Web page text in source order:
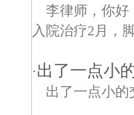
李律师，你好
入院治疗2月，
·出了一点小
出了一点小